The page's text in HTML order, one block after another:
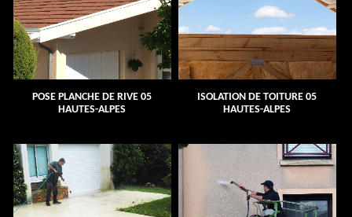
POSE PLANCHE DE RIVE 05
HAUTES-ALPES
ISOLATION DE TOITURE 05
HAUTES-ALPES